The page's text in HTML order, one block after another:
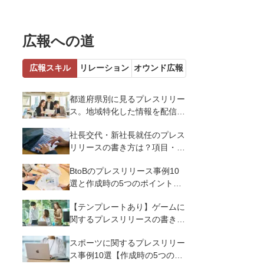
広報への道
広報スキル リレーション オウンド広報
都道府県別に見るプレスリリー
ス。地域特化した情報を配信す
社長交代・新社長就任のプレス
リリースの書き方は？項目・ポ
BtoBのプレスリリース事例10
選と作成時の5つのポイントを
【テンプレートあり】ゲームに
関するプレスリリースの書き方
スポーツに関するプレスリリー
ス事例10選【作成時の5つのポ